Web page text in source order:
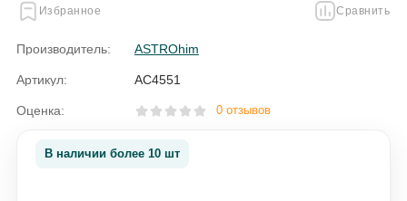
Избранное Сравнить
Производитель: ASTROhim
Артикул: AC4551
Оценка: 0 отзывов
В наличии более 10 шт